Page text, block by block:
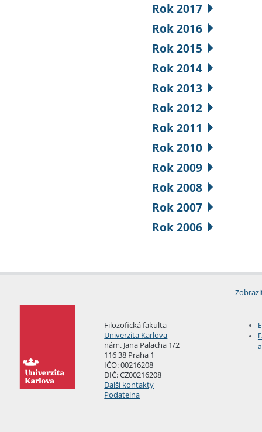
Rok 2017
Rok 2016
Rok 2015
Rok 2014
Rok 2013
Rok 2012
Rok 2011
Rok 2010
Rok 2009
Rok 2008
Rok 2007
Rok 2006
Filozofická fakulta
Univerzita Karlova
nám. Jana Palacha 1/2
116 38 Praha 1
IČO: 00216208
DIČ: CZ00216208
Další kontakty
Podatelna